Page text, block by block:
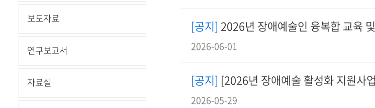
보도자료
연구보고서
자료실
[공지] 2026년 장애예술인 융복합 교육
2026-06-01
[공지] [2026년 장애예술 활성화 지원사
2026-05-29